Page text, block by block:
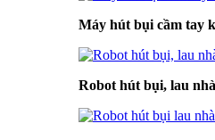
Máy hút bụi cầm tay
Robot hút bụi, lau